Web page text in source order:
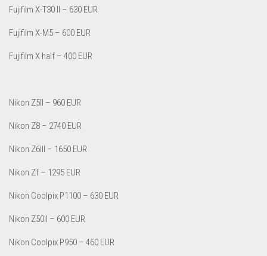
Fujifilm X-T30 II – 630 EUR
Fujifilm X-M5 – 600 EUR
Fujifilm X half – 400 EUR
Nikon Z5II – 960 EUR
Nikon Z8 – 2740 EUR
Nikon Z6III – 1650 EUR
Nikon Zf – 1295 EUR
Nikon Coolpix P1100 – 630 EUR
Nikon Z50II – 600 EUR
Nikon Coolpix P950 – 460 EUR